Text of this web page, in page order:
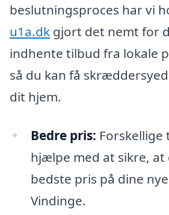
beslutningsproces har vi
u1a.dk gjort det nemt for
indhente tilbud fra lokale
så du kan få
dit hjem.
Bedre pris: Forskellige
hjælpe med at sikre, at
bedste pris på dine
Vindinge.